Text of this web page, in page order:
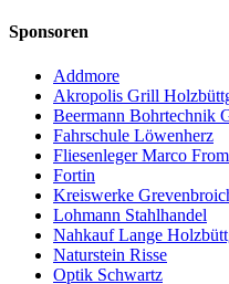
Sponsoren
Addmore
Akropolis Grill
Beermann Bohrtechnik
Fahrschule Löwenherz
Fliesenleger Marco
Fortin
Kreiswerke
Lohmann Stahlhandel
Nahkauf Lange
Naturstein Risse
Optik Schwartz